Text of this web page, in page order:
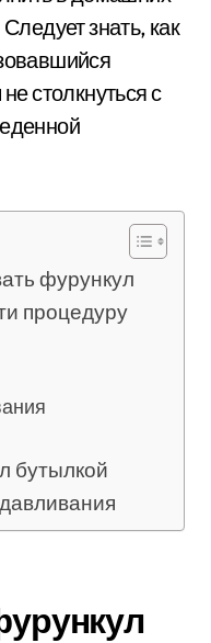
знать, как
столкнуться с
фурункул
процедуру
бутылкой